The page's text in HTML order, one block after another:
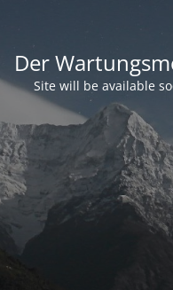
Der
Site will be available